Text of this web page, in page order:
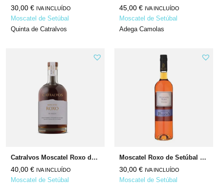
30,00 € IVA INCLUÍDO
Moscatel de Setúbal
Quinta de Catralvos
45,00 € IVA INCLUÍDO
Moscatel de Setúbal
Adega Camolas
Catralvos Moscatel Roxo de Setúbal 10 anos
40,00 € IVA INCLUÍDO
Moscatel de Setúbal
Moscatel Roxo de Setúbal N/A
30,00 € IVA INCLUÍDO
Moscatel de Setúbal